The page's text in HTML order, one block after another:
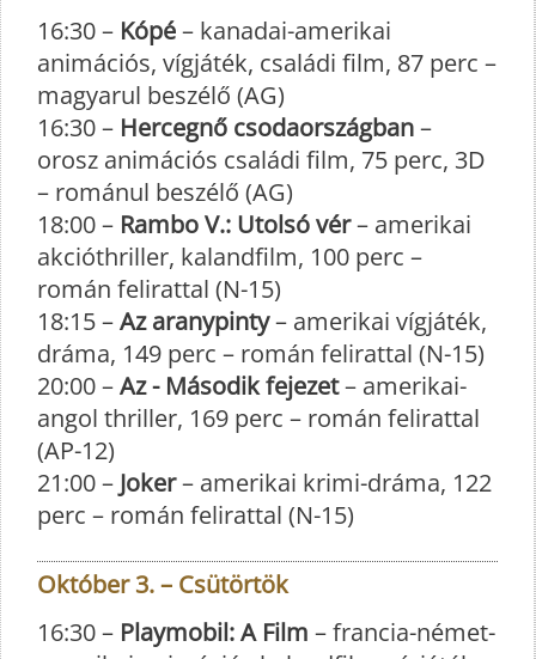
16:30 – Kópé– kanadai-amerikai
animációs, vígjáték, családi film, 87 perc –
magyarul beszélő (AG)
16:30 – Hercegnő csodaországban–
orosz animációs családi film, 75 perc, 3D
– románul beszélő (AG)
18:00 – Rambo V.: Utolsó vér– amerikai
akcióthriller, kalandfilm, 100 perc –
román felirattal (N-15)
18:15 –Az aranypinty– amerikai vígjáték,
dráma, 149 perc – román felirattal (N-15)
20:00 –Az - Második fejezet– amerikai-
angol thriller, 169 perc – román felirattal
(AP-12)
21:00 – Joker– amerikai krimi-dráma, 122
perc – román felirattal (N-15)
Október 3. – Csütörtök
16:30 – Playmobil: A Film – francia-német-